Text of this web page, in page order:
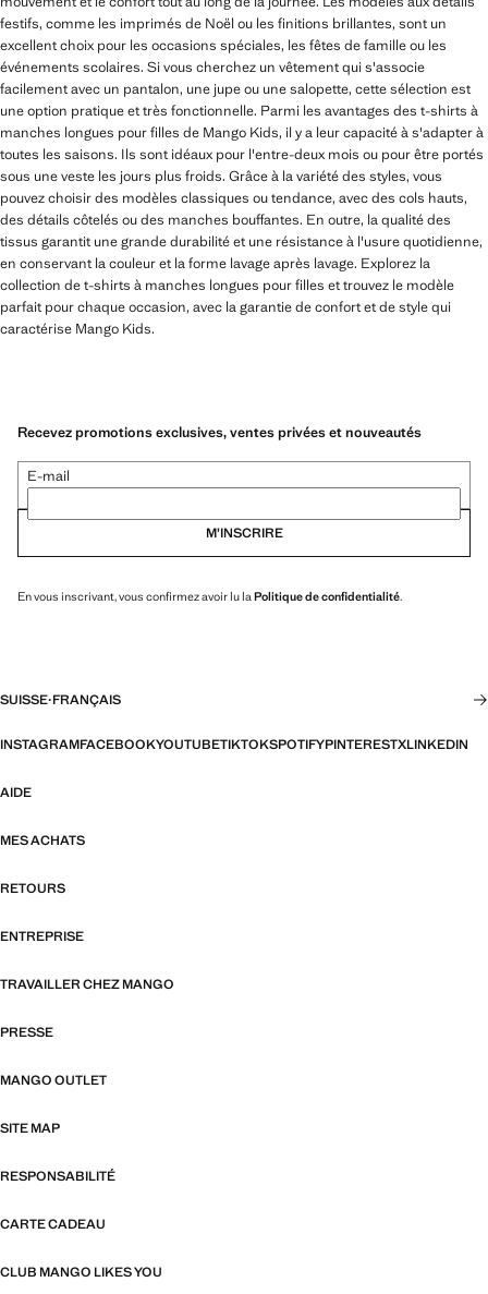
festifs, comme les imprimés de Noël ou les finitions brillantes, sont un
excellent choix pour les occasions spéciales, les fêtes de famille ou les
événements scolaires. Si vous cherchez un vêtement qui s'associe
facilement avec un pantalon, une jupe ou une salopette, cette sélection est
une option pratique et très fonctionnelle. Parmi les avantages des t-shirts à
manches longues pour filles de Mango Kids, il y a leur capacité à s'adapter à
toutes les saisons. Ils sont idéaux pour l'entre-deux mois ou pour être portés
sous une veste les jours plus froids. Grâce à la variété des styles, vous
pouvez choisir des modèles classiques ou tendance, avec des cols hauts,
des détails côtelés ou des manches bouffantes. En outre, la qualité des
tissus garantit une grande durabilité et une résistance à l'usure quotidienne,
en conservant la couleur et la forme lavage après lavage. Explorez la
collection de t-shirts à manches longues pour filles et trouvez le modèle
parfait pour chaque occasion, avec la garantie de confort et de style qui
caractérise Mango Kids.
Recevez promotions exclusives, ventes privées et nouveautés
E-mail
M’INSCRIRE
En vous inscrivant, vous confirmez avoir lu la Politique de confidentialité.
SUISSE·FRANÇAIS
INSTAGRAMFACEBOOKYOUTUBETIKTOKSPOTIFYPINTERESTXLINKEDIN
AIDE
MES ACHATS
RETOURS
ENTREPRISE
TRAVAILLER CHEZ MANGO
PRESSE
MANGO OUTLET
SITE MAP
RESPONSABILITÉ
CARTE CADEAU
CLUB MANGO LIKES YOU